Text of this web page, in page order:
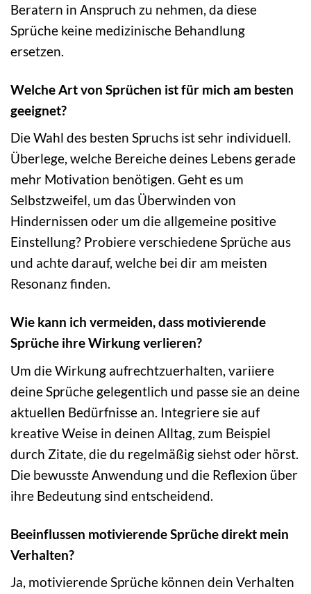
Beratern in Anspruch zu nehmen, da diese
Sprüche keine medizinische Behandlung
ersetzen.
Welche Art von Sprüchen ist für mich am besten
geeignet?
Die Wahl des besten Spruchs ist sehr individuell.
Überlege, welche Bereiche deines Lebens gerade
mehr Motivation benötigen. Geht es um
Selbstzweifel, um das Überwinden von
Hindernissen oder um die allgemeine positive
Einstellung? Probiere verschiedene Sprüche aus
und achte darauf, welche bei dir am meisten
Resonanz finden.
Wie kann ich vermeiden, dass motivierende
Sprüche ihre Wirkung verlieren?
Um die Wirkung aufrechtzuerhalten, variiere
deine Sprüche gelegentlich und passe sie an deine
aktuellen Bedürfnisse an. Integriere sie auf
kreative Weise in deinen Alltag, zum Beispiel
durch Zitate, die du regelmäßig siehst oder hörst.
Die bewusste Anwendung und die Reflexion über
ihre Bedeutung sind entscheidend.
Beeinflussen motivierende Sprüche direkt mein
Verhalten?
Ja, motivierende Sprüche können dein Verhalten